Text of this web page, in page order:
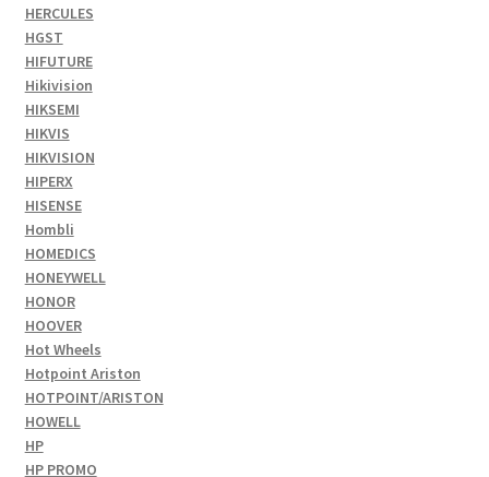
HERCULES
HGST
HIFUTURE
Hikivision
HIKSEMI
HIKVIS
HIKVISION
HIPERX
HISENSE
Hombli
HOMEDICS
HONEYWELL
HONOR
HOOVER
Hot Wheels
Hotpoint Ariston
HOTPOINT/ARISTON
HOWELL
HP
HP PROMO